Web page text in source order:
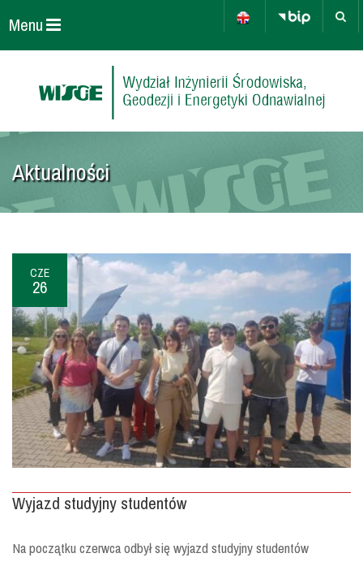
Menu
Aktualności
CZE
26
Wyjazd studyjny studentów
Na początku czerwca odbył się wyjazd studyjny studentów